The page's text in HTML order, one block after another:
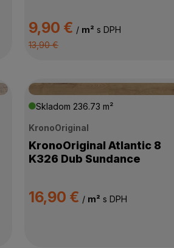
9,90 € / m² s DPH
13,90 €
Skladom 236.73 m²
KronoOriginal
KronoOriginal Atlantic 8
K326 Dub Sundance
16,90 € / m² s DPH